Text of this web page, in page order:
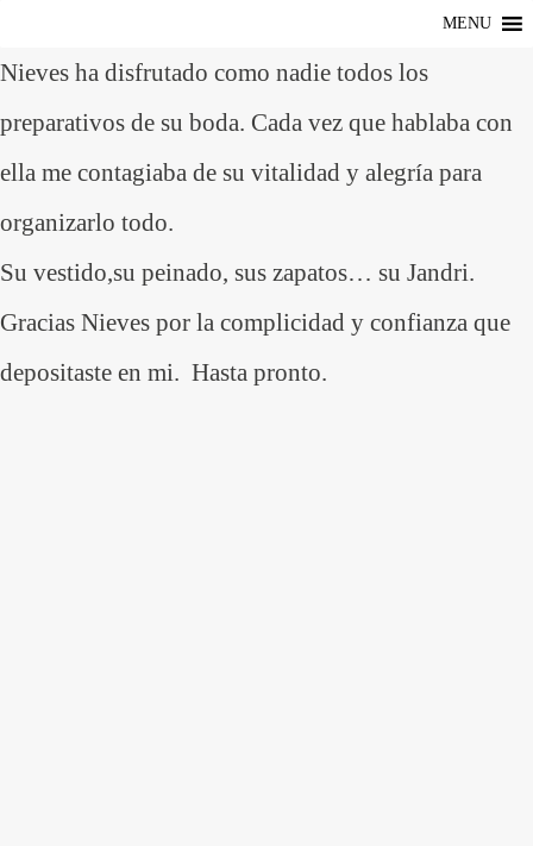
MENU
Nieves ha disfrutado como nadie todos los
preparativos de su boda. Cada vez que hablaba con
ella me contagiaba de su vitalidad y alegría para
organizarlo todo.
Su vestido,su peinado, sus zapatos… su Jandri.
Gracias Nieves por la complicidad y confianza que
depositaste en mi. Hasta pronto.